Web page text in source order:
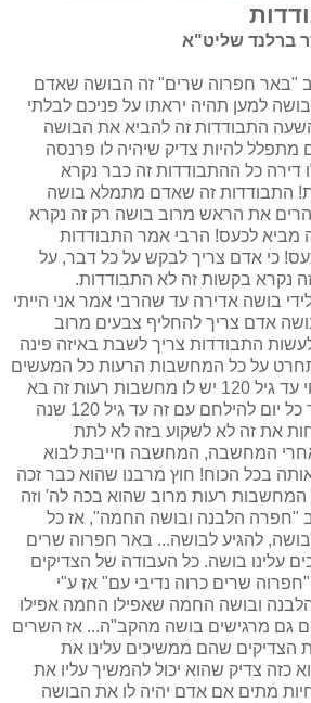
ברלנד שליט"א
"באר חפרוה שרים" זה הבושה שאדם
למען תהיה יראתו על פניכם לבלתי
התבודדות זה להביא את הבושה
להיות צדיק שיהיה לו פרנסה
דירה כל ההתבודדות זה כבר נקרא
התבודדות זה שאדם מתמלא בושה
את הראש מרוב בושה רק זה נקרא
מביא לכעס! הרבי אמר התבודדות
כי אדם צריך לבקש על כל דבר, על
נקרא בקשות זה לא התבודדות.
בושה אדירה עד שהרבי אמר אני הייתי
אדם צריך להחליף צבעים מרוב
התבודדות צריך לשבת באיזה פינה
על כל המחשבות הרעות כל המעשים
הרעים... כי עד שאדם חי עד גיל 120 יש לו מחשבות רעות זה בא
משבירת כלים הוא צריך כל יום להילחם עם זה עד גיל 120 שנה
את זה לא לשקוע בזה לא לתת
המחשבה, המחשבה חייבת לבוא
בכל הכוח! חוץ מרבנו שהוא כבר זכה
מכל המחשבות רעות מרוב שהוא בכה לה' וזה
"חפרה הלבנה ובושה החמה", אז כל
להגיע לבושה... באר חפרוה שרים
עלינו בושה. כל העבודה של הצדיקים
שרים כרוה נדיבי עם" אז ע"י
ובושה החמה שאפילו החמה אפילו
גם מרגישים בושה מהקב"ה... אז השרים
הצדיקים שהם ממשיכים עלינו את
כזה צדיק שהוא יכול להמשיך עליו את
מתים אם אדם יהיה לו את הבושה